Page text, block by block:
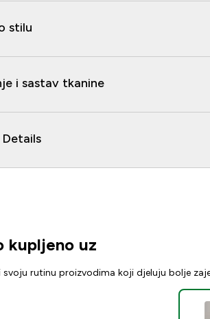
stilu
i sastav tkanine
kupljeno uz
svoju rutinu proizvodima koji djeluju bolje